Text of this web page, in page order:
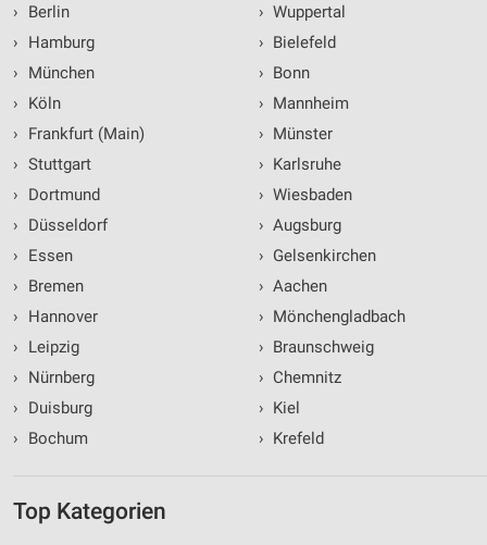
›
Berlin
›
Hamburg
›
München
›
Köln
›
Frankfurt (Main)
› Stuttgart
›
Dortmund
›
Düsseldorf
›
Essen
›
Bremen
›
Hannover
›
Leipzig
›
Nürnberg
›
Duisburg
›
Bochum
› Wuppertal
› Bielefeld
› Bonn
› Mannheim
› Münster
› Karlsruhe
› Wiesbaden
› Augsburg
› Gelsenkirchen
› Aachen
› Mönchengladbach
› Braunschweig
› Chemnitz
› Kiel
› Krefeld
Top Kategorien